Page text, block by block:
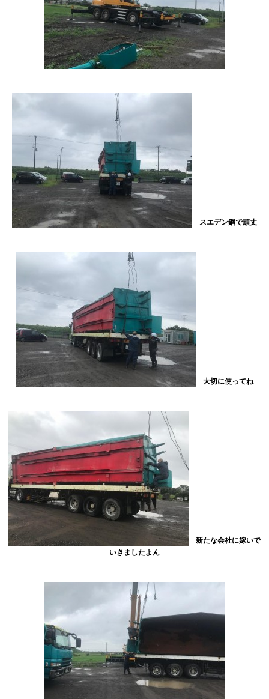
スエデン鋼で頑丈
大切に使ってね
新たな会社に嫁いで
いきましたよん